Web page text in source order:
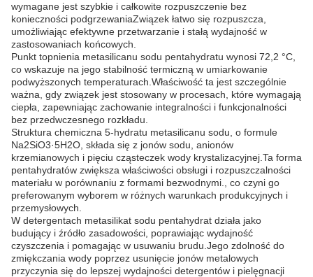
wymagane jest szybkie i całkowite rozpuszczenie bez
konieczności podgrzewaniaZwiązek łatwo się rozpuszcza,
umożliwiając efektywne przetwarzanie i stałą wydajność w
zastosowaniach końcowych.
Punkt topnienia metasilicanu sodu pentahydratu wynosi 72,2 °C,
co wskazuje na jego stabilność termiczną w umiarkowanie
podwyższonych temperaturach.Właściwość ta jest szczególnie
ważna, gdy związek jest stosowany w procesach, które wymagają
ciepła, zapewniając zachowanie integralności i funkcjonalności
bez przedwczesnego rozkładu.
Struktura chemiczna 5-hydratu metasilicanu sodu, o formule
Na2SiO3·5H2O, składa się z jonów sodu, anionów
krzemianowych i pięciu cząsteczek wody krystalizacyjnej.Ta forma
pentahydratów zwiększa właściwości obsługi i rozpuszczalności
materiału w porównaniu z formami bezwodnymi., co czyni go
preferowanym wyborem w różnych warunkach produkcyjnych i
przemysłowych.
W detergentach metasilikat sodu pentahydrat działa jako
budujący i źródło zasadowości, poprawiając wydajność
czyszczenia i pomagając w usuwaniu brudu.Jego zdolność do
zmiękczania wody poprzez usunięcie jonów metalowych
przyczynia się do lepszej wydajności detergentów i pielęgnacji